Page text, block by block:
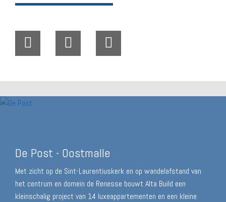
De Post - Oostmalle
Met zicht op de Sint-Laurentiuskerk en op wandelafstand van
het centrum en domein de Renesse bouwt Alta Build een
kleinschalig project van 14 luxeappartementen en een kleine